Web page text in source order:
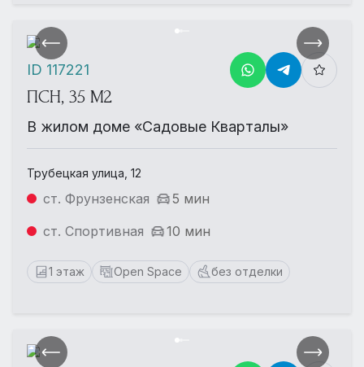
ПСН, 35 М2
В жилом доме «Садовые Кварталы»
Трубецкая улица, 12
ст. Фрунзенская
5 мин
ст. Спортивная
10 мин
1 этаж Open Space без отделки
ID 117221